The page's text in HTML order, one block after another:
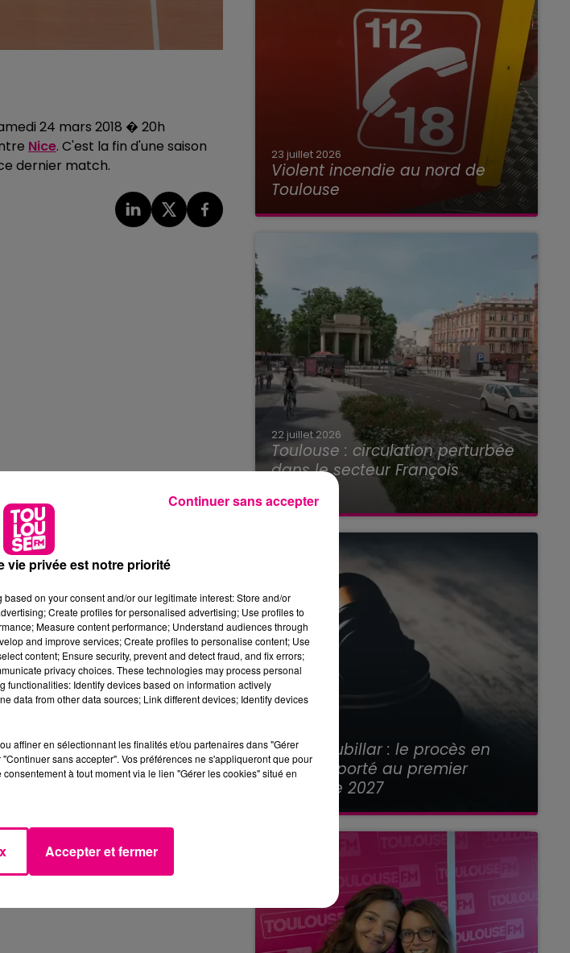
24 mars 2018 � 20h
Nice. C'est la fin d'une saison
dernier match.
23 juillet 2026
Violent incendie au nord de
Toulouse
22 juillet 2026
Toulouse : circulation perturbée
dans le secteur François
Affaire Jubillar : le procès en
appel reporté au premier
semestre 2027
vie privée est notre priorité
on your consent and/or our legitimate interest: Store and/or
Create profiles for personalised advertising; Use profiles to
Measure content performance; Understand audiences through
and improve services; Create profiles to personalise content; Use
content; Ensure security, prevent and detect fraud, and fix errors;
privacy choices. These technologies may process personal
functionalities: Identify devices based on information actively
data from other data sources; Link different devices; Identify devices
affiner en sélectionnant les finalités et/ou partenaires dans "Gérer
sans accepter". Vos préférences ne s'appliqueront que pour
à tout moment via le lien "Gérer les cookies" situé en
Accepter et fermer
Continuer sans accepter